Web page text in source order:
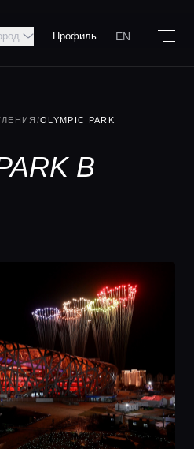
Профиль EN
/OLYMPIC PARK
В